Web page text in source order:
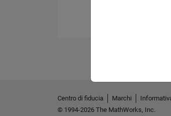
Centro di fiducia Marchi
© 1994-2026 The MathWorks, Inc.